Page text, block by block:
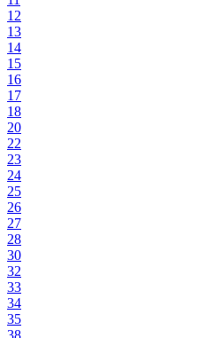
12
13
14
15
16
17
18
20
22
23
24
25
26
27
28
30
32
33
34
35
38